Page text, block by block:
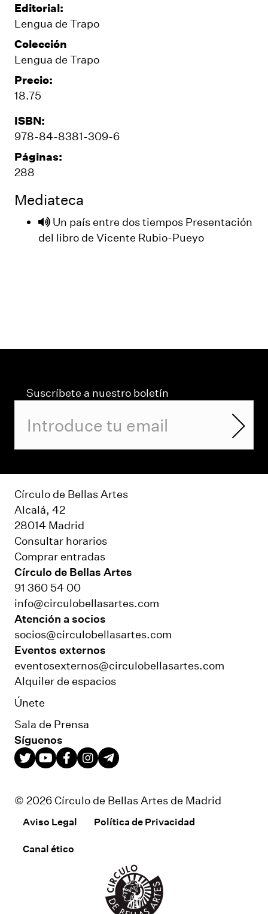
Editorial:
Lengua de Trapo
Colección
Lengua de Trapo
Precio:
18.75
ISBN:
978-84-8381-309-6
Páginas:
288
Mediateca
Un país entre dos tiempos Presentación
del libro de Vicente Rubio-Pueyo
Suscríbete a nuestro boletín
Círculo de Bellas Artes
Alcalá, 42
28014 Madrid
Consultar horarios
Comprar entradas
Círculo de Bellas Artes
91 360 54 00
info@circulobellasartes.com
Atención a socios
socios@circulobellasartes.com
Eventos externos
eventosexternos@circulobellasartes.com
Alquiler de espacios
Únete
Sala de Prensa
Síguenos
© 2026 Círculo de Bellas Artes de Madrid
Aviso Legal Política de Privacidad
Canal ético